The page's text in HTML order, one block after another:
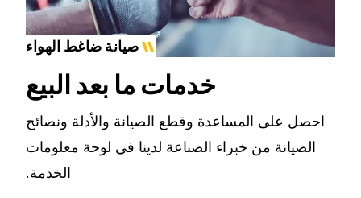
صيانة ضاغط الهواء
خدمات ما بعد البيع
احصل على المساعدة وقطع الصيانة والأدلة ونصائح
الصيانة من خبراء الصناعة لدينا في لوحة معلومات
الخدمة.